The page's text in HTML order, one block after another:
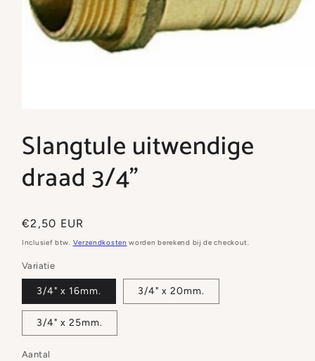
openen
in
modaal
Slangtule uitwendige
draad 3/4"
Normale
prijs
€2,50 EUR
Inclusief btw. Verzendkosten worden berekend bij de checkout.
Variatie
3/4" x 16mm. 3/4" x 20mm.
3/4" x 25mm.
Aantal